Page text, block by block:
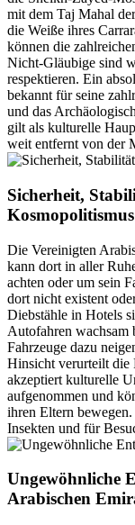
mit dem Taj Mahal
die Weiße ihres
können die
Nicht-Gläubige sind
respektieren. Ein
bekannt für seine
und das
gilt als kulturelle
weit entfernt von der
Sicherheit,
Kosmopolitismus
Die Vereinigten
kann dort in aller
achten oder um sein
dort nicht existent
Diebstähle in Hotels
Autofahren wachsam
Fahrzeuge dazu
Hinsicht verurteilt die
akzeptiert kulturelle
aufgenommen und
ihren Eltern
Insekten und für
Ungewöhnliche
Arabischen